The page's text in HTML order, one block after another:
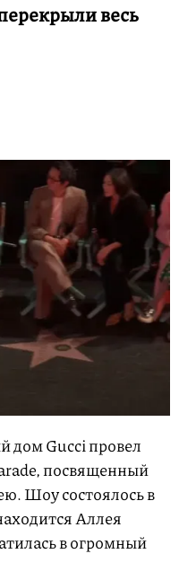
весь
дом Gucci провел
посвященный
Шоу состоялось в
Аллея
в огромный